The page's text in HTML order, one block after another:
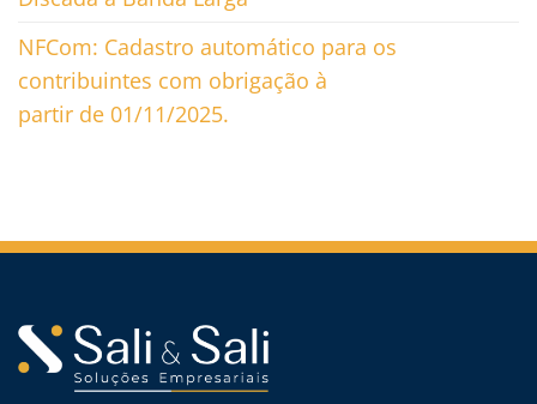
NFCom: Cadastro automático para os
contribuintes com obrigação à
partir de 01/11/2025.